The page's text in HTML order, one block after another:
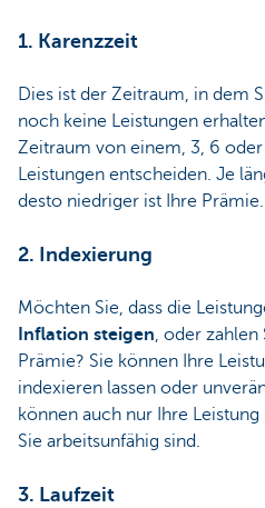
1. Karenzzeit
Dies ist der Zeitraum, in dem
noch keine Leistungen
Zeitraum von einem, 3, 6
Leistungen entscheiden. Je
desto niedriger ist Ihre Prämie.
2. Indexierung
Möchten Sie, dass die
Inflation steigen, oder zahlen
Prämie? Sie können Ihre
indexieren lassen oder
können auch nur Ihre
Sie arbeitsunfähig sind.
3. Laufzeit